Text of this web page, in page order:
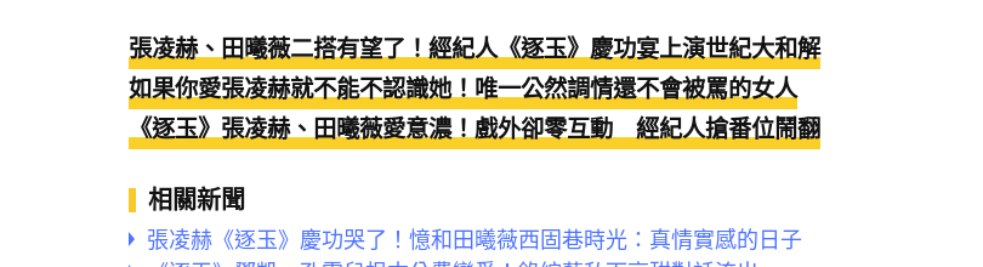
張凌赫、田曦薇二搭有望了！經紀人《逐玉》慶功宴上演世紀大和解
如果你愛張凌赫就不能不認識她！唯一公然調情還不會被罵的女人
《逐玉》張凌赫、田曦薇愛意濃！戲外卻零互動 經紀人搶番位鬧翻
相關新聞
張凌赫《逐玉》慶功哭了！憶和田曦薇西固巷時光：真情實感的日子